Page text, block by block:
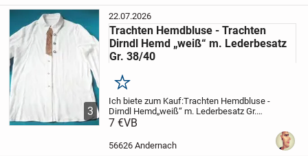
3
22.07.2026
Trachten Hemdbluse - Trachten
Dirndl Hemd „weiß“ m. Lederbesatz
Gr. 38/40
Merken
Ich biete zum Kauf:Trachten Hemdbluse -
Dirndl Hemd„weiß“ m. Lederbesatz Gr.
38/40 Artikelbeschreibung:
Lederbesatz auf der Knopfleiste.
7 €VB
56626 Andernach